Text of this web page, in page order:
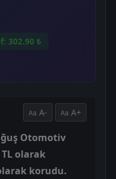
302.90 ₺
A- A+
Otomotiv
TL olarak
korudu.